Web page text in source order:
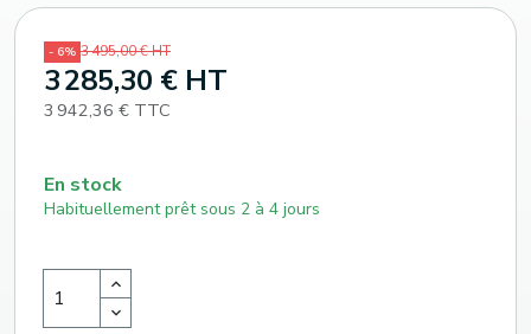
- 6% 3 495,00 € HT
3 285,30 € HT
3 942,36 € TTC
En stock
Habituellement prêt sous 2 à 4 jours